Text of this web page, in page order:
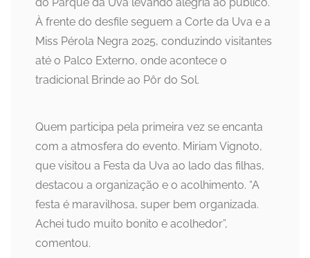
À frente do desfile seguem a Corte da Uva e a
Miss Pérola Negra 2025, conduzindo visitantes
até o Palco Externo, onde acontece o
tradicional Brinde ao Pôr do Sol.
Quem participa pela primeira vez se encanta
com a atmosfera do evento. Miriam Vignoto,
que visitou a Festa da Uva ao lado das filhas,
destacou a organização e o acolhimento. “A
festa é maravilhosa, super bem organizada.
Achei tudo muito bonito e acolhedor”,
comentou.